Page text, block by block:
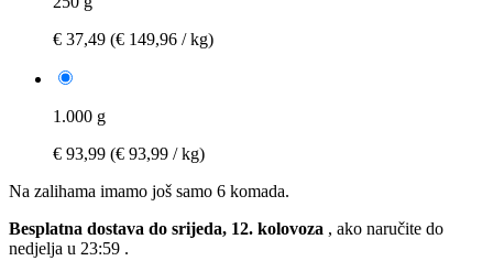
€ 37,49 (€ 149,96 / kg)
1.000 g
€ 93,99 (€ 93,99 / kg)
Na zalihama imamo još samo 6 komada.
Besplatna dostava do srijeda, 12. kolovoza , ako naručite do
nedjelja u 23:59 .